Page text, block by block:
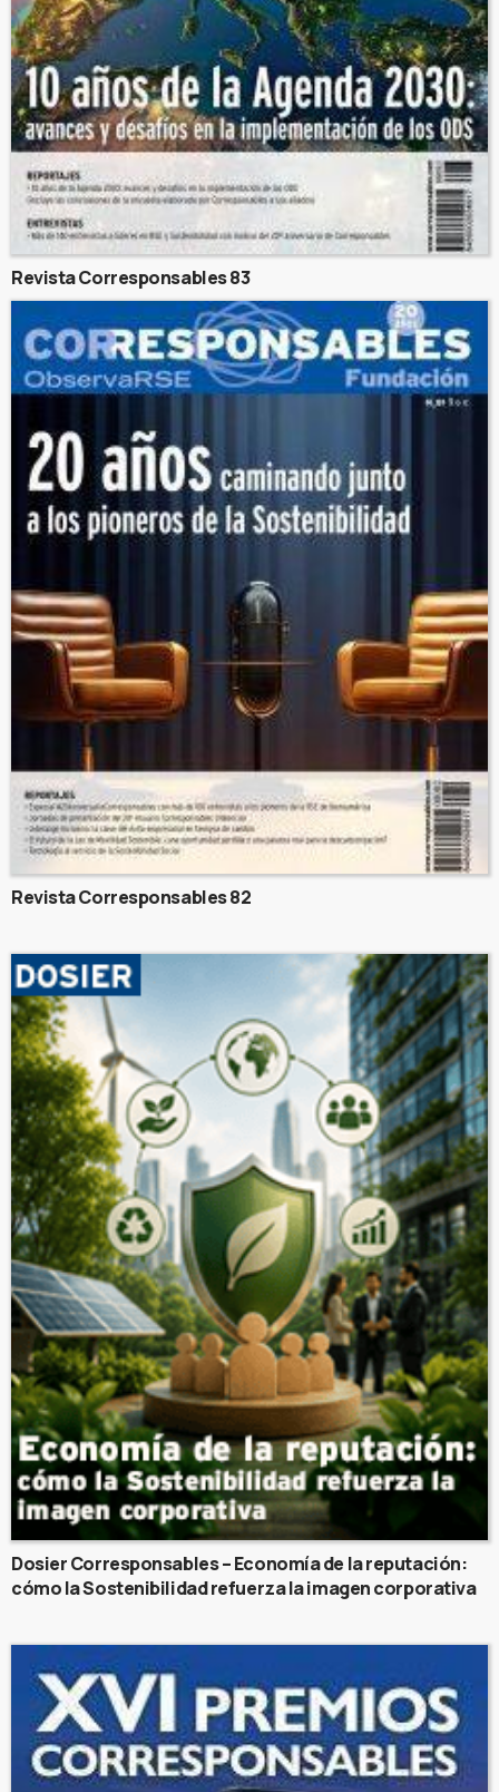
Revista Corresponsables 83
Revista Corresponsables 82
Dosier Corresponsables – Economía de la reputación:
cómo la Sostenibilidad refuerza la imagen corporativa